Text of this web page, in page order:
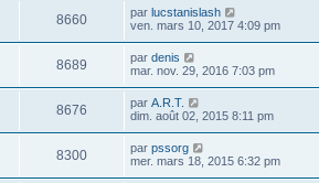
8660 par lucstanislash
ven. mars 10, 2017 4:09 pm
8689 par denis
mar. nov. 29, 2016 7:03 pm
8676 par A.R.T.
dim. août 02, 2015 8:11 pm
8300 par pssorg
mer. mars 18, 2015 6:32 pm